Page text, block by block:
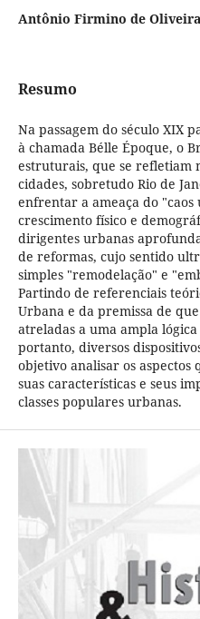
Antônio Firmino de
Resumo
Na passagem do século XIX
à chamada Bélle Époque, o
estruturais, que se refletiam
cidades, sobretudo Rio de
enfrentar a ameaça do
crescimento físico e
dirigentes urbanas
de reformas, cujo sentido
simples "remodelação" e
Partindo de referenciais
Urbana e da premissa de
atreladas a uma ampla
portanto, diversos
objetivo analisar os aspectos
suas características e seus
classes populares urbanas.